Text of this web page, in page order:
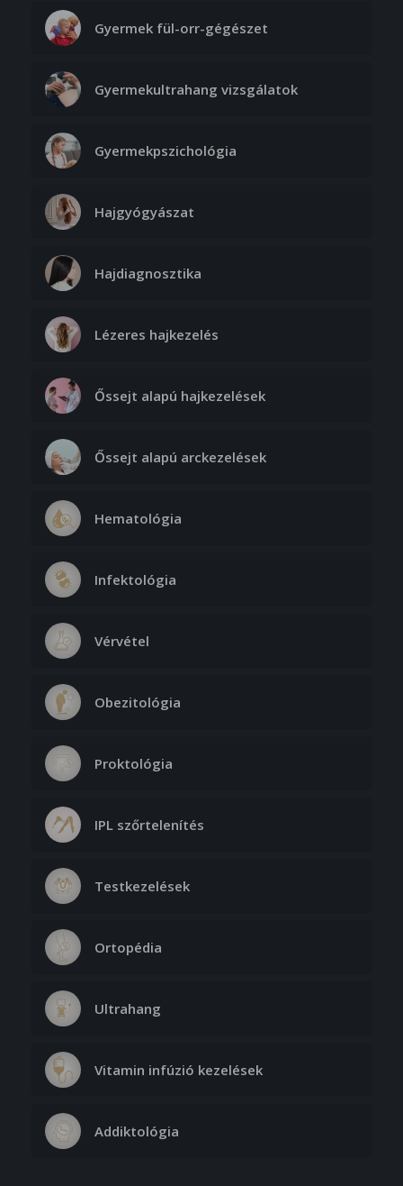
Gyermek fül-orr-gégészet
Gyermekultrahang vizsgálatok
Gyermekpszichológia
Hajgyógyászat
Hajdiagnosztika
Lézeres hajkezelés
Őssejt alapú hajkezelések
Őssejt alapú arckezelések
Hematológia
Infektológia
Vérvétel
Obezitológia
Proktológia
IPL szőrtelenítés
Testkezelések
Ortopédia
Ultrahang
Vitamin infúzió kezelések
Addiktológia